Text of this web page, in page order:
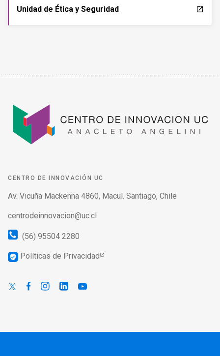
Unidad de Ética y Seguridad launch
CENTRO DE INNOVACIÓN UC
Av. Vicuña Mackenna 4860, Macul. Santiago, Chile
centrodeinnovacion@uc.cl
(56) 95504 2280
verified_user Políticas de Privacidad